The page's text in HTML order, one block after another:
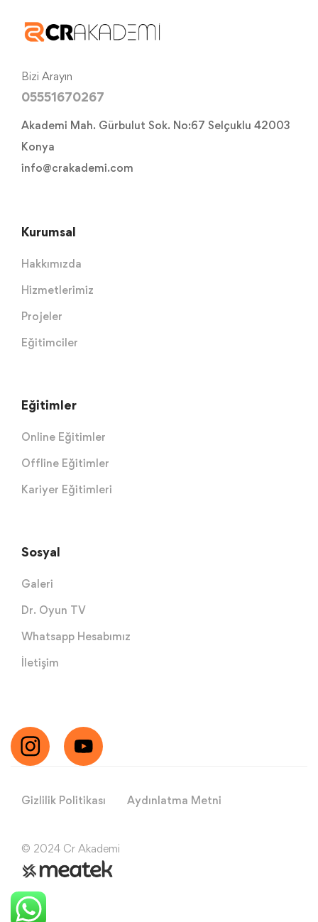
Bizi Arayın
05551670267
Akademi Mah. Gürbulut Sok. No:67 Selçuklu 42003
Konya
info@crakademi.com
Kurumsal
Hakkımızda
Hizmetlerimiz
Projeler
Eğitimciler
Eğitimler
Online Eğitimler
Offline Eğitimler
Kariyer Eğitimleri
Sosyal
Galeri
Dr. Oyun TV
Whatsapp Hesabımız
İletişim
Gizlilik Politikası Aydınlatma Metni
© 2024 Cr Akademi